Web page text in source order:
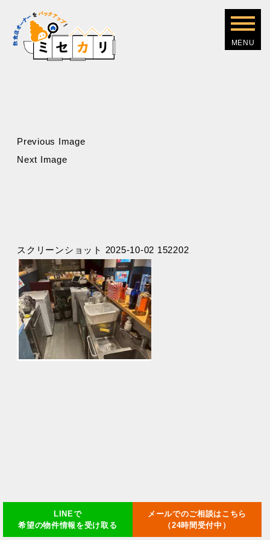
LINEで
希望の物件情報を受け取る
メールでのご相談はこちら
（24時間受付中）
Previous Image
Next Image
スクリーンショット 2025-10-02 152202